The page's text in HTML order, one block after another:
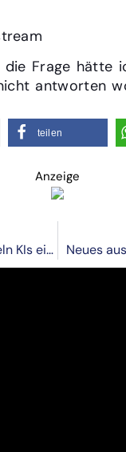
die Frage hätte
antworten
teilen
Anzeige
Zu wann entwickeln KIs ein Bewusstsein Neues